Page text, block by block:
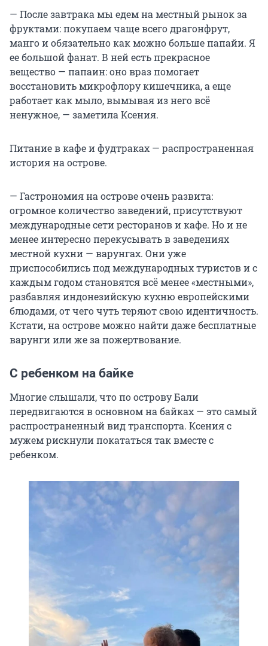
— После завтрака мы едем на местный рынок за
фруктами: покупаем чаще всего драгонфрут,
манго и обязательно как можно больше папайи. Я
ее большой фанат. В ней есть прекрасное
вещество — папаин: оно враз помогает
восстановить микрофлору кишечника, а еще
работает как мыло, вымывая из него всё
ненужное, — заметила Ксения.
Питание в кафе и фудтраках — распространенная
история на острове.
— Гастрономия на острове очень развита:
огромное количество заведений, присутствуют
международные сети ресторанов и кафе. Но и не
менее интересно перекусывать в заведениях
местной кухни — варунгах. Они уже
приспособились под международных туристов и с
каждым годом становятся всё менее «местными»,
разбавляя индонезийскую кухню европейскими
блюдами, от чего чуть теряют свою идентичность.
Кстати, на острове можно найти даже бесплатные
варунги или же за пожертвование.
С ребенком на байке
Многие слышали, что по острову Бали
передвигаются в основном на байках — это самый
распространенный вид транспорта. Ксения с
мужем рискнули покататься так вместе с
ребенком.